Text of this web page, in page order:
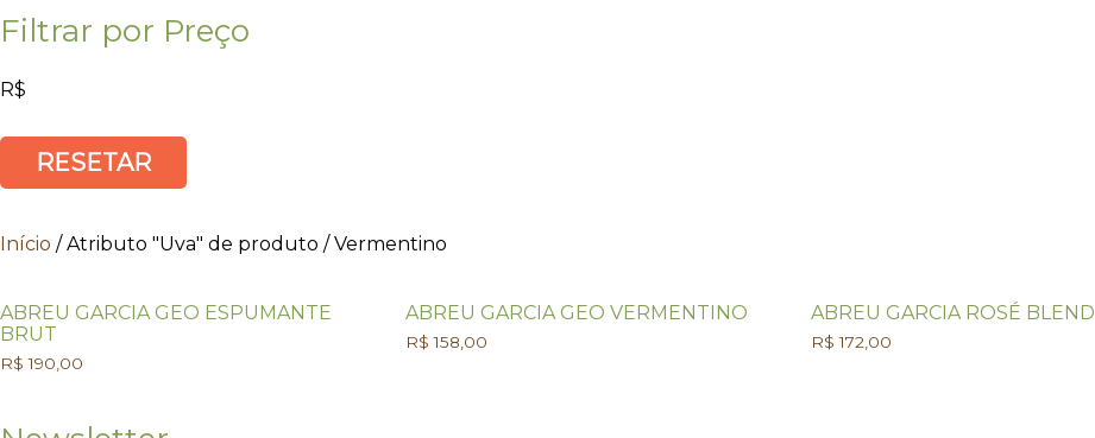
Filtrar por Preço
R$
RESETAR
Início / Atributo "Uva" de produto / Vermentino
ABREU GARCIA GEO ESPUMANTE
BRUT
R$ 190,00
ABREU GARCIA GEO VERMENTINO
R$ 158,00
ABREU GARCIA ROSÉ BLEND
R$ 172,00